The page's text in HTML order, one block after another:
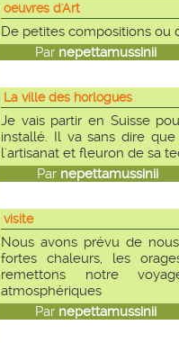
oeuvres d'Art
De petites compositions ou
Par nepettamussinii
La ville des horlogues
Je vais partir en Suisse
installé. Il va sans dire
l'artisanat et fleuron de sa
Par nepettamussinii
visite
Nous avons prévu de
fortes chaleurs, les
remettons notre
atmosphériques
Par nepettamussinii